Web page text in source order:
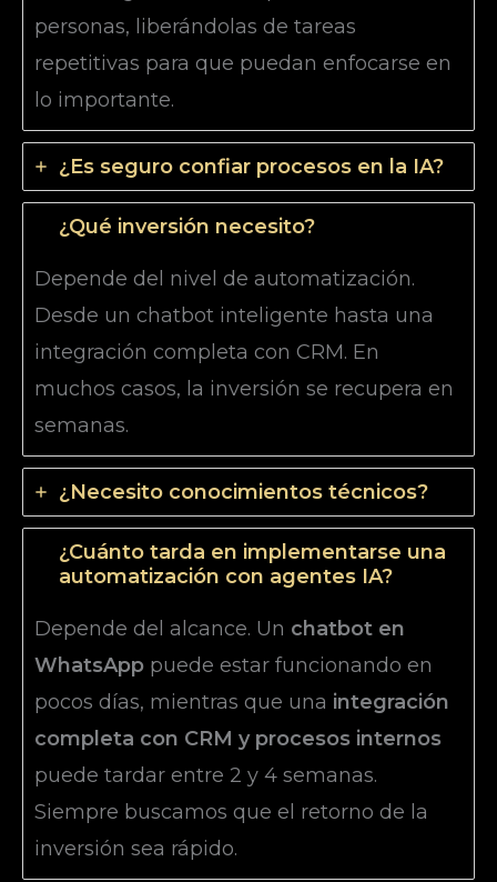
personas, liberándolas de tareas
repetitivas para que puedan enfocarse en
lo importante.
¿Es seguro confiar procesos en la IA?
¿Qué inversión necesito?
Depende del nivel de automatización.
Desde un chatbot inteligente hasta una
integración completa con CRM. En
muchos casos, la inversión se recupera en
semanas.
¿Necesito conocimientos técnicos?
¿Cuánto tarda en implementarse una
automatización con agentes IA?
Depende del alcance. Un chatbot en
WhatsApp puede estar funcionando en
pocos días, mientras que una integración
completa con CRM y procesos internos
puede tardar entre 2 y 4 semanas.
Siempre buscamos que el retorno de la
inversión sea rápido.